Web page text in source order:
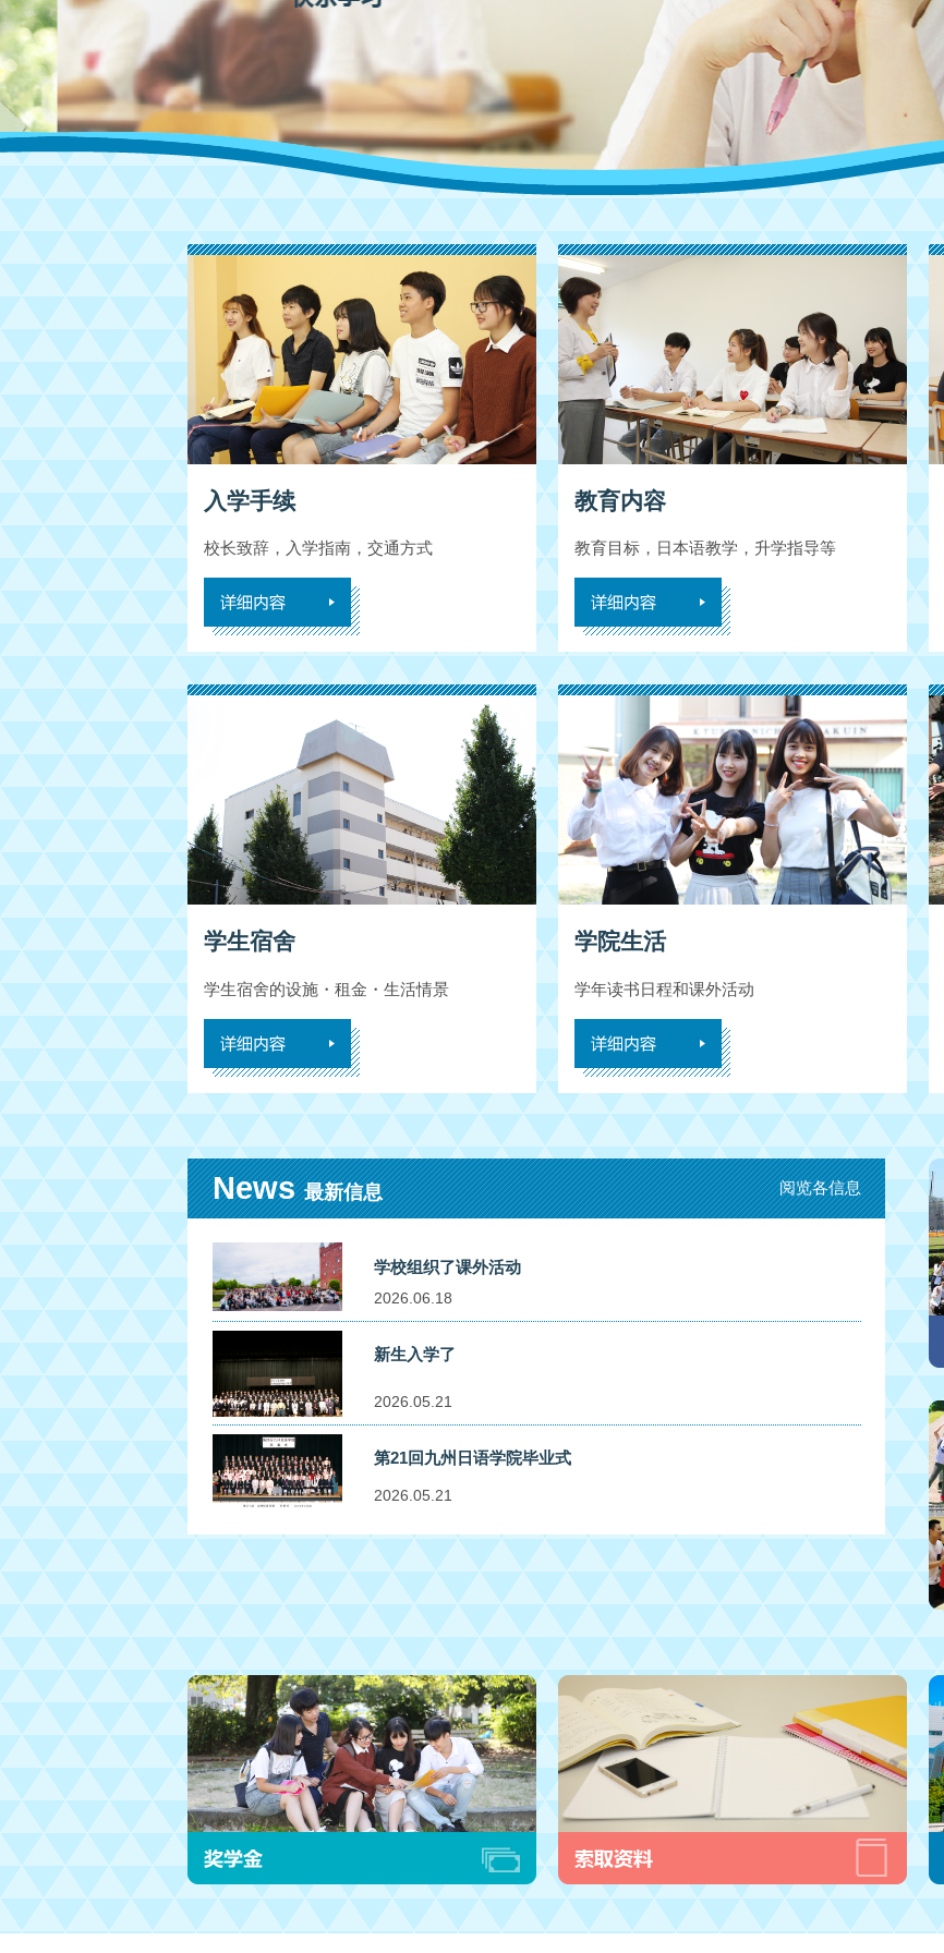
入学手续
校长致辞，入学指南，交通方式
教育内容
教育目标，日本语教学，升学指导等
学生宿舍
学生宿舍的设施・租金・生活情景
学院生活
学年读书日程和课外活动
News最新信息 阅览各信息
学校组织了课外活动
2026.06.18
新生入学了
2026.05.21
第21回九州日语学院毕业式
2026.05.21